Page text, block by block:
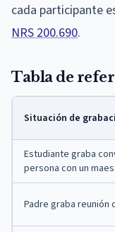
cada participante
NRS 200.690.
Tabla de
Situación de
Estudiante graba
persona con un
Padre graba reunión